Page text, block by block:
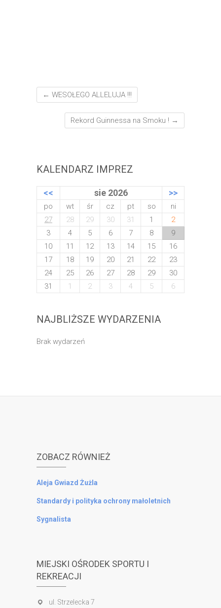
← WESOŁEGO ALLELUJA !!!
Rekord Guinnessa na Smoku ! →
KALENDARZ IMPREZ
<< sie 2026 >>
po wt śr cz pt so
ni
27
28 29 30 31 1
2
3
4 5 6 7 8
9
10
11 12 13 14 15
16
17
18 19 20 21 22
23
24
25 26 27 28 29
30
31
1 2 3 4 5 6
NAJBLIŻSZE WYDARZENIA
Brak wydarzeń
ZOBACZ RÓWNIEŻ
Aleja Gwiazd Żużla
Standardy i polityka ochrony małoletnich
Sygnalista
MIEJSKI OŚRODEK SPORTU I
REKREACJI
ul. Strzelecka 7